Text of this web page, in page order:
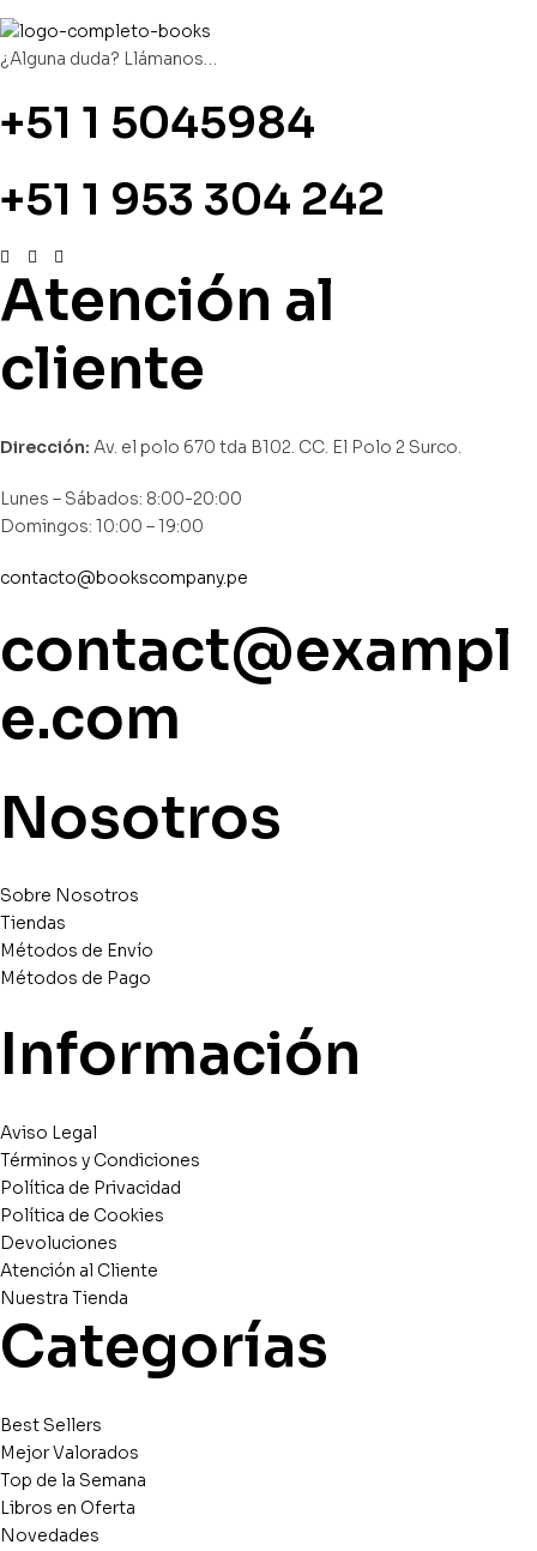
¿Alguna duda? Llámanos…
+51 1 5045984
+51 1 953 304 242
Atención al
cliente
Dirección: Av. el polo 670 tda B102. CC. El Polo 2 Surco.
Lunes – Sábados: 8:00-20:00
Domingos: 10:00 – 19:00
contacto@bookscompany.pe
contact@exampl
e.com
Nosotros
Sobre Nosotros
Tiendas
Métodos de Envío
Métodos de Pago
Información
Aviso Legal
Términos y Condiciones
Política de Privacidad
Política de Cookies
Devoluciones
Atención al Cliente
Nuestra Tienda
Categorías
Best Sellers
Mejor Valorados
Top de la Semana
Libros en Oferta
Novedades